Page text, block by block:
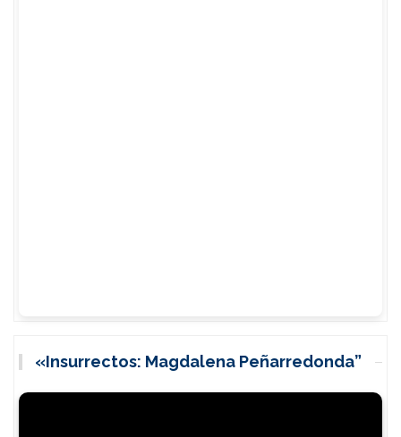
«Insurrectos: Magdalena Peñarredonda”